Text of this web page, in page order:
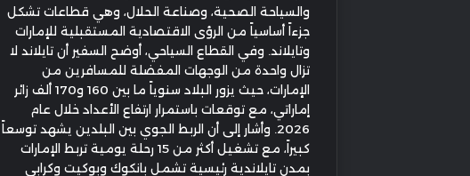
والسياحة الصحية، وصناعة الحلال، وهي قطاعات تشكل
جزءاً أساسياً من الرؤى الاقتصادية المستقبلية للإمارات
وتايلاند. وفي القطاع السياحي، أوضح السفير أن تايلاند لا
تزال واحدة من الوجهات المفضلة للمسافرين من
الإمارات، حيث يزور البلاد سنوياً ما بين 160 و170 ألف زائر
إماراتي، مع توقعات باستمرار ارتفاع الأعداد خلال عام
2026. وأشار إلى أن الربط الجوي بين البلدين يشهد توسعاً
كبيراً، مع تشغيل أكثر من 15 رحلة يومية تربط الإمارات
بمدن تايلاندية رئيسية تشمل بانكوك وبوكيت وكرابي